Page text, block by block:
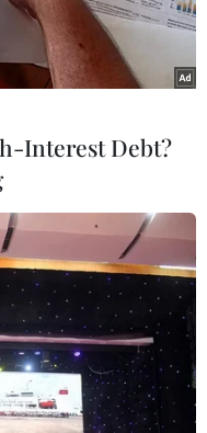
dầu có thể vượt
Interest Debt?